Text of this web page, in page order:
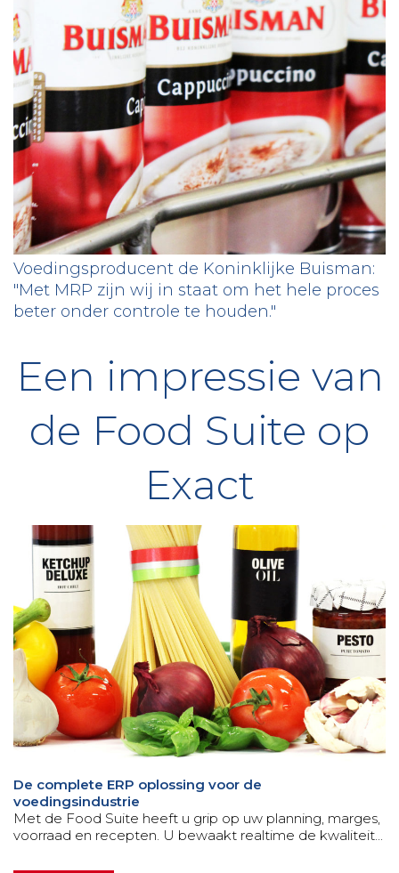
Voedingsproducent de Koninklijke Buisman:
"Met MRP zijn wij in staat om het hele proces
beter onder controle te houden."
Een impressie van
de Food Suite op
Exact
De complete ERP oplossing voor de
voedingsindustrie
Met de Food Suite heeft u grip op uw planning, marges,
voorraad en recepten. U bewaakt realtime de kwaliteit...